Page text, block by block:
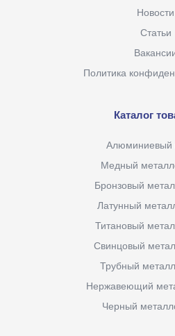
Новости
Статьи
Политика
Каталог
Алюминиевый
Медный
Бронзовый
Латунный
Титановый
Свинцовый
Трубный
Нержавеющий
Черный